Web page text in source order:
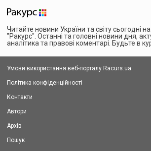
Читайте новини України та світу сьогодні
"Ракурс". Останні та головні новини дня,
аналітика та правові коментарі. Будьте в
Умови використання веб-порталу Racurs.ua
Політика конфіденційності
Контакти
Автори
Архів
Пошук